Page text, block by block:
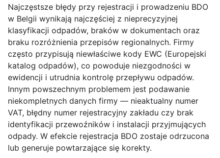
Najczęstsze błędy przy rejestracji i prowadzeniu BDO
w Belgii wynikają najczęściej z nieprecyzyjnej
klasyfikacji odpadów, braków w dokumentach oraz
braku rozróżnienia przepisów regionalnych. Firmy
często przypisują niewłaściwe kody EWC (Europejski
katalog odpadów), co powoduje niezgodności w
ewidencji i utrudnia kontrolę przepływu odpadów.
Innym powszechnym problemem jest podawanie
niekompletnych danych firmy — nieaktualny numer
VAT, błędny numer rejestracyjny zakładu czy brak
identyfikacji przewoźników i instalacji przyjmujących
odpady. W efekcie rejestracja BDO zostaje odrzucona
lub generuje powtarzające się korekty.